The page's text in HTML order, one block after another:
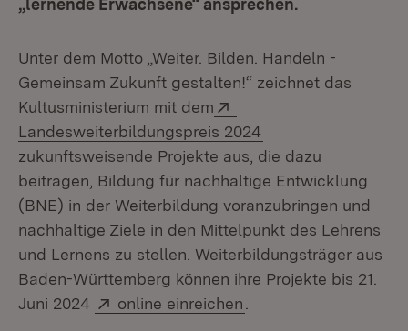
„lernende Erwachsene“ ansprechen.
Unter dem Motto „Weiter. Bilden. Handeln -
Gemeinsam Zukunft gestalten!“ zeichnet das
Kultusministerium mit dem
Landesweiterbildungspreis 2024
zukunftsweisende Projekte aus, die dazu
beitragen, Bildung für nachhaltige Entwicklung
(BNE) in der Weiterbildung voranzubringen und
nachhaltige Ziele in den Mittelpunkt des Lehrens
und Lernens zu stellen. Weiterbildungsträger aus
Baden-Württemberg können ihre Projekte bis 21.
Juni 2024
Extern:
online einreichen